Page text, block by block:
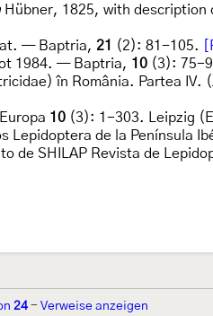
Hübner, 1825, with description
— Baptria, 21 (2): 81-105.
1984. — Baptria, 10 (3): 75-
în România. Partea IV. (
10 (3): 1-303. Leipzig
Lepidoptera de la Península
de SHILAP Revista de
24 - Verweise anzeigen